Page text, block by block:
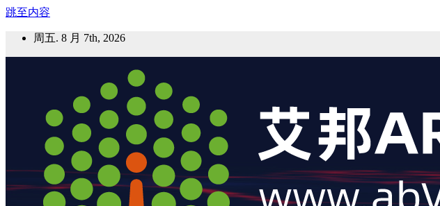
跳至内容
周五. 8 月 7th, 2026